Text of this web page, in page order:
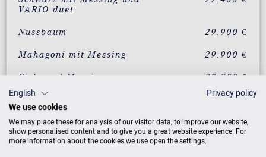
VARIO duet
Nussbaum 29.900 €
Mahagoni mit Messing 29.900 €
Eiche mit Messing 29.900 €
Wurzelnussbaum mit
Messing
32.900 €
Vavona mit Messing 32.900 €
English
Privacy policy
We use cookies
We may place these for analysis of our visitor data, to improve our website,
show personalised content and to give you a great website experience. For
more information about the cookies we use open the settings.